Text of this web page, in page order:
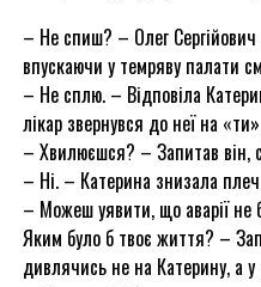
– Не спиш? – Олег Сергійович
впускаючи у темряву палати
– Не сплю. – Відповіла
лікар звернувся до неї на
– Хвилюєшся? – Запитав він,
– Ні. – Катерина знизала
– Можеш уявити, що аварії не
Яким було б твоє життя? –
дивлячись не на Катерину, а у